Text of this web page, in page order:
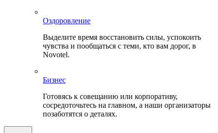
Оздоровление
Выделите время восстановить силы, успокоить
чувства и пообщаться с теми, кто вам дорог, в
Novotel.
Бизнес
Готовясь к совещанию или корпоративу,
сосредоточьтесь на главном, а наши организаторы
позаботятся о деталях.